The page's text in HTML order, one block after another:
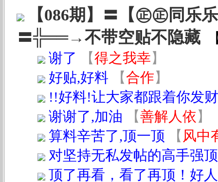
【086期】〓【㊣㊣同
〓╬══→不带空贴不隐藏
谢了
【得之我幸】
好贴,好料
【合作】
!!好料!让大家都跟着你发
谢谢了,加油
【善解人依 】
算料辛苦了,顶一顶
【 风中
对坚持无私发帖的高手强
顶了再看，看了再顶！好